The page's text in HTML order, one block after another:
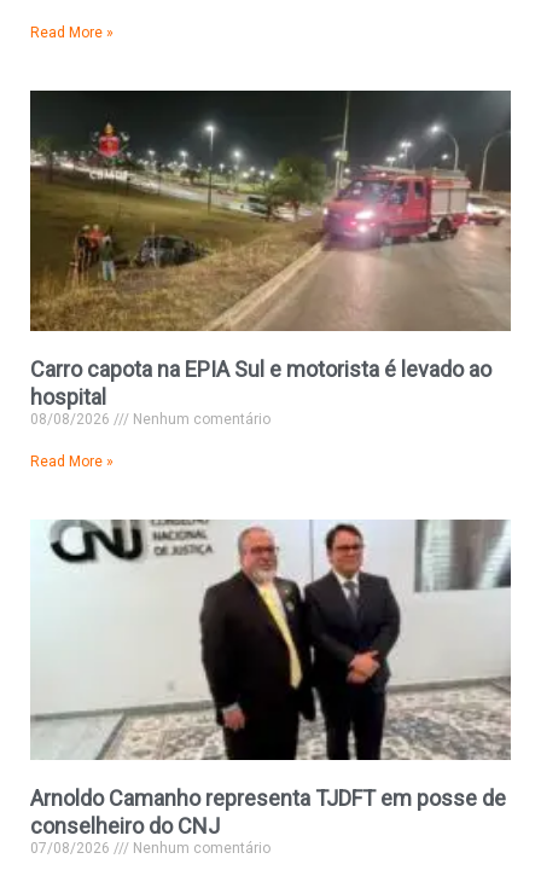
Read More »
Carro capota na EPIA Sul e motorista é levado ao
hospital
08/08/2026 Nenhum comentário
Read More »
Arnoldo Camanho representa TJDFT em posse de
conselheiro do CNJ
07/08/2026 Nenhum comentário